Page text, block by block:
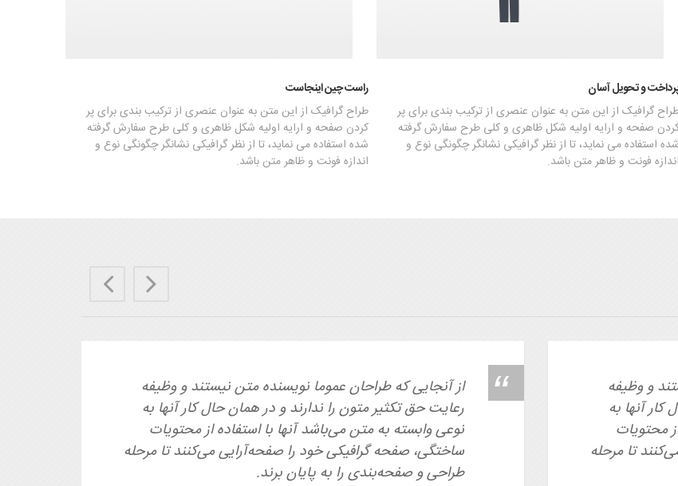
راست چین اینجاست
طراح گرافیک از این متن به عنوان عنصری از ترکیب بندی برای پر
کردن صفحه و ارایه اولیه شکل ظاهری و کلی طرح سفارش گرفته
شده استفاده می نماید، تا از نظر گرافیکی نشانگر چگونگی نوع و
اندازه فونت و ظاهر متن باشد.
و تحویل آسان
گرافیک از این متن به عنوان عنصری از ترکیب بندی برای پر
صفحه و ارایه اولیه شکل ظاهری و کلی طرح سفارش گرفته
شده استفاده می نماید، تا از نظر گرافیکی نشانگر چگونگی نوع و
اندازه فونت و ظاهر متن باشد.
Previous
و وظیفه
آنها به
محتویات
تا مرحله
از آنجایی که طراحان عموما نویسنده متن نیستند و وظیفه
رعایت حق تکثیر متون را ندارند و در همان حال کار آنها به
نوعی وابسته به متن می‌باشد آنها با استفاده از محتویات
ساختگی، صفحه گرافیکی خود را صفحه‌آرایی می‌کنند تا مرحله
طراحی و صفحه‌بندی را به پایان برند.